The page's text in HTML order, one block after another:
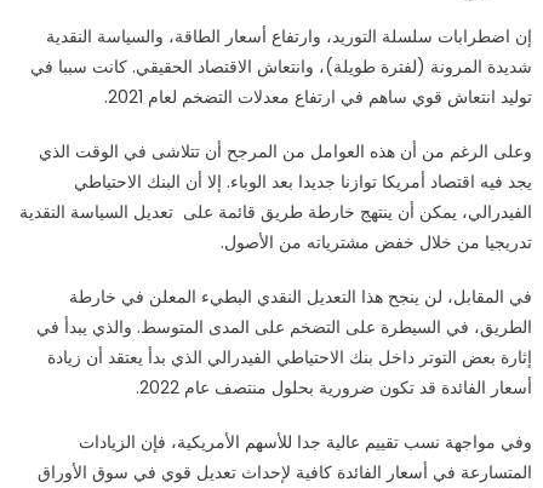
إن اضطرابات سلسلة التوريد، وارتفاع أسعار الطاقة، والسياسة النقدية
شديدة المرونة (لفترة طويلة)، وانتعاش الاقتصاد الحقيقي. كانت سببا في
توليد انتعاش قوي ساهم في ارتفاع معدلات التضخم لعام 2021.
وعلى الرغم من أن هذه العوامل من المرجح أن تتلاشى في الوقت الذي
يجد فيه اقتصاد أمريكا توازنا جديدا بعد الوباء. إلا أن البنك الاحتياطي
الفيدرالي، يمكن أن ينتهج خارطة طريق قائمة على تعديل السياسة النقدية
تدريجيا من خلال خفض مشترياته من الأصول.
في المقابل، لن ينجح هذا التعديل النقدي البطيء المعلن في خارطة
الطريق، في السيطرة على التضخم على المدى المتوسط. والذي يبدأ في
إثارة بعض التوتر داخل بنك الاحتياطي الفيدرالي الذي بدأ يعتقد أن زيادة
أسعار الفائدة قد تكون ضرورية بحلول منتصف عام 2022.
وفي مواجهة نسب تقييم عالية جدا للأسهم الأمريكية، فإن الزيادات
المتسارعة في أسعار الفائدة كافية لإحداث تعديل قوي في سوق الأوراق